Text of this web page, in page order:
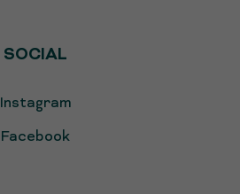
SOCIAL
Instagram
Facebook